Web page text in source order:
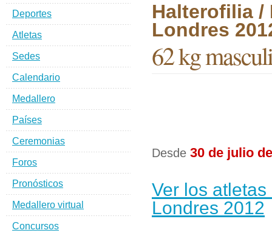
Halterofilia /
Londres
62 kg
Desde 30 de julio
Ver los
Londres 2012
Deportes
Atletas
Sedes
Calendario
Medallero
Países
Ceremonias
Foros
Pronósticos
Medallero virtual
Concursos